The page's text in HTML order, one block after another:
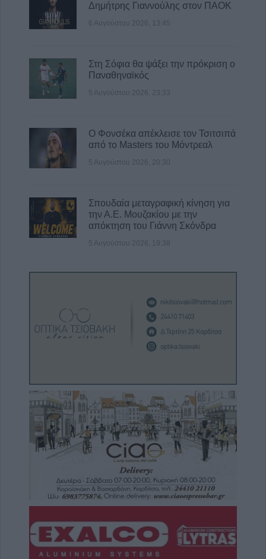
Δημήτρης Γιαννούλης στον ΠΑΟΚ
6 Αυγούστου 2026, 13:45
Στη Σόφια θα ψάξει την πρόκριση ο
Παναθηναϊκός
5 Αυγούστου 2026, 23:33
Ο Φονσέκα απέκλεισε τον Τσιτσιπά
από το Masters του Μόντρεαλ
5 Αυγούστου 2026, 20:30
Σπουδαία μεταγραφική κίνηση για
την Α.Ε. Μουζακίου με την
απόκτηση του Γιάννη Σκόνδρα
5 Αυγούστου 2026, 19:38